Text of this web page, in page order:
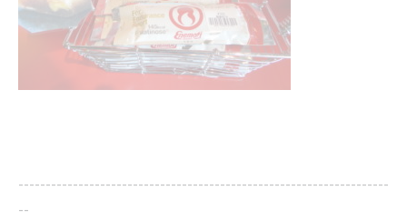
--------------------------------------------------------------------
--